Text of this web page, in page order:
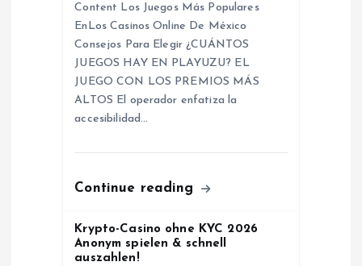
Content Los Juegos Más Populares
EnLos Casinos Online De México
Consejos Para Elegir ¿CUÁNTOS
JUEGOS HAY EN PLAYUZU? EL
JUEGO CON LOS PREMIOS MÁS
ALTOS El operador enfatiza la
accesibilidad…
Continue reading
Krypto-Casino ohne KYC 2026
Anonym spielen & schnell
auszahlen!